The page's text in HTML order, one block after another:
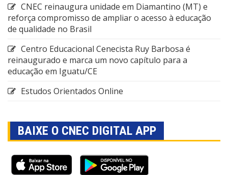
CNEC reinaugura unidade em Diamantino (MT) e
reforça compromisso de ampliar o acesso à educação
de qualidade no Brasil
Centro Educacional Cenecista Ruy Barbosa é
reinaugurado e marca um novo capítulo para a
educação em Iguatu/CE
Estudos Orientados Online
BAIXE O CNEC DIGITAL APP